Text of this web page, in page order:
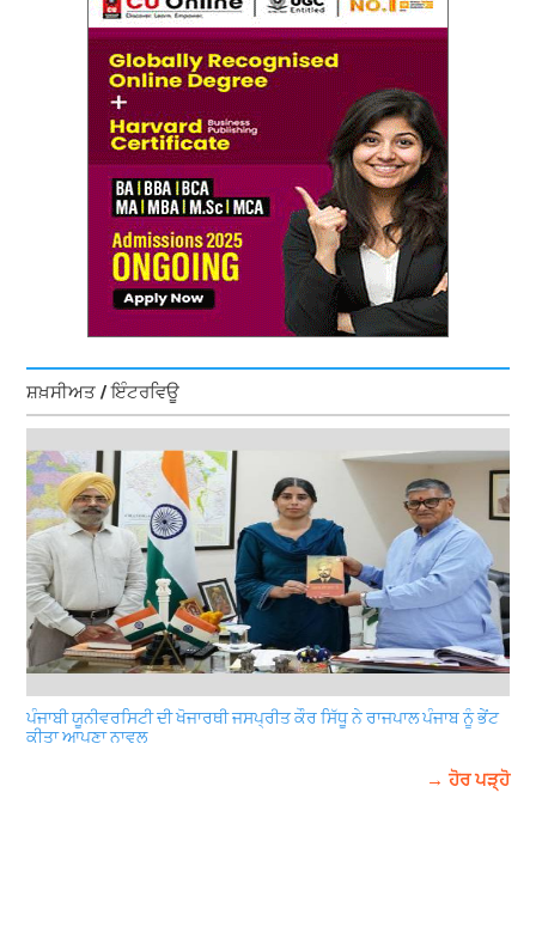
ਸ਼ਖ਼ਸੀਅਤ / ਇੰਟਰਵਿਊ
ਪੰਜਾਬੀ ਯੂਨੀਵਰਸਿਟੀ ਦੀ ਖੋਜਾਰਥੀ ਜਸਪ੍ਰੀਤ ਕੌਰ ਸਿੱਧੂ ਨੇ ਰਾਜਪਾਲ ਪੰਜਾਬ ਨੂੰ ਭੇਂਟ
ਕੀਤਾ ਆਪਣਾ ਨਾਵਲ
→ ਹੋਰ ਪੜ੍ਹੋ